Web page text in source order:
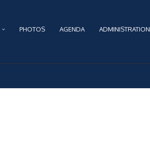
PHOTOS AGENDA ADMINISTRATION